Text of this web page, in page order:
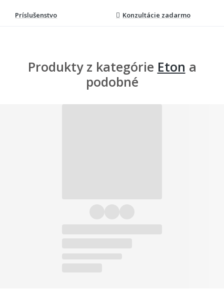
Príslušenstvo Konzultácie zadarmo
Produkty z kategórie Eton a
podobné